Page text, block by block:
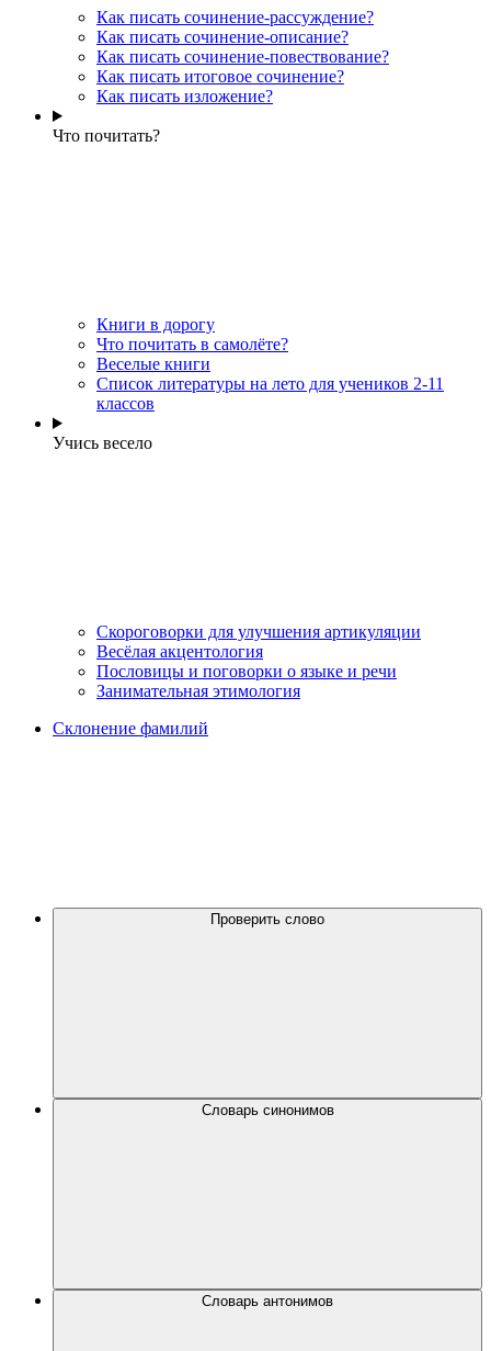
Как писать сочинение-рассуждение?
Как писать сочинение-описание?
Как писать сочинение-повествование?
Как писать итоговое сочинение?
Как писать изложение?
Что почитать?
Книги в дорогу
Что почитать в самолёте?
Веселые книги
Cписок литературы на лето для учеников 2-11
классов
Учись весело
Скороговорки для улучшения артикуляции
Весёлая акцентология
Пословицы и поговорки о языке и речи
Занимательная этимология
Склонение фамилий
Проверить слово
Словарь синонимов
Словарь антонимов